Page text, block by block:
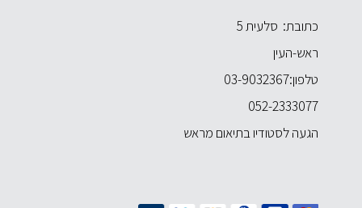
כתובת: סלעית 5
ראש-העין
טלפון:03-9032367
052-2333077
הגעה לסטודיו בתיאום מראש